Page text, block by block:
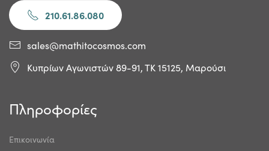
210.61.86.080
sales@mathitocosmos.com
Κυπρίων Αγωνιστών 89-91, ΤΚ 15125, Μαρούσι
Πληροφορίες
Επικοινωνία